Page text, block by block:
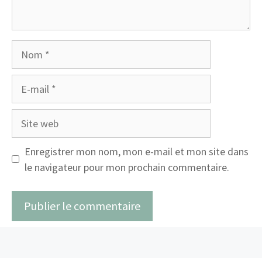
Site
Enregistrer mon nom, mon e-mail et mon site dans
le navigateur pour mon prochain commentaire.